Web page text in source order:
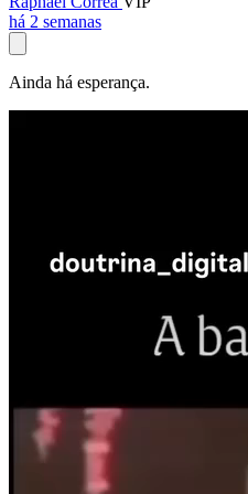
há 2 semanas
Ainda há esperança.